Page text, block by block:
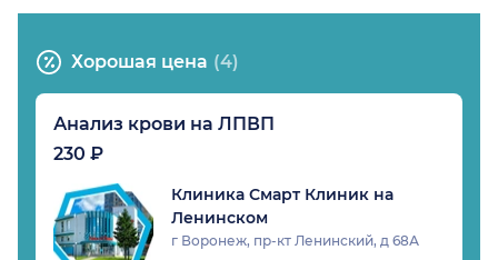
Хорошая цена (4)
Анализ крови на ЛПВП
230 ₽
Клиника Смарт Клиник на
Ленинском
г Воронеж, пр-кт Ленинский, д 68А